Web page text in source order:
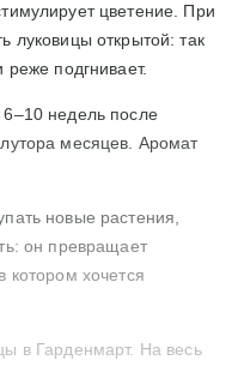
цветение. При
луковицы открытой: так
реже подгнивает.
недель после
месяцев. Аромат
новые растения,
он превращает
котором хочется
в Гарденмарт. На весь